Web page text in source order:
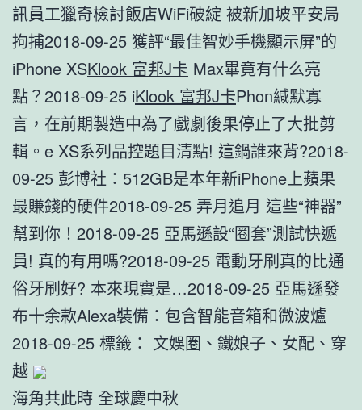
訊員工獵奇檢討飯店WiFi破綻 被新加坡平安局
拘捕2018-09-25 獲評“最佳智妙手機顯示屏”的
iPhone XSKlook 富邦J卡 Max畢竟有什么亮
點？2018-09-25 iKlook 富邦J卡Phon緘默寡
言，在前期製造中為了戲劇後果停止了大批剪
輯。e XS系列品控題目清點! 這鍋誰來背?2018-
09-25 彭博社：512GB是本年新iPhone上蘋果
最賺錢的硬件2018-09-25 弄月追月 這些“神器”
幫到你！2018-09-25 亞馬遜設“圈套”測試快遞
員! 真的有用嗎?2018-09-25 電動牙刷真的比通
俗牙刷好? 本來現實是…2018-09-25 亞馬遜發
布十余款Alexa裝備：包含智能音箱和微波爐
2018-09-25 標籤： 文娛圈、鐵娘子、女配、穿
越
海角共此時 全球慶中秋